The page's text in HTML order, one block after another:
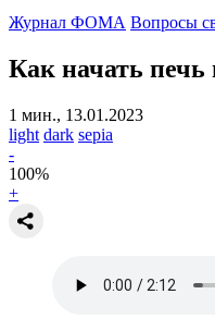
Журнал ФОМА Вопросы
Как начать печь
1 мин., 13.01.2023
light dark sepia
-
100%
+